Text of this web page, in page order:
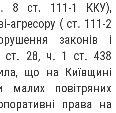
8 ст. 111-1 ККУ),
агресору ( ст. 111-2
законів і
ст. 28, ч. 1 ст. 438
що на Київщині
малих повітряних
права на